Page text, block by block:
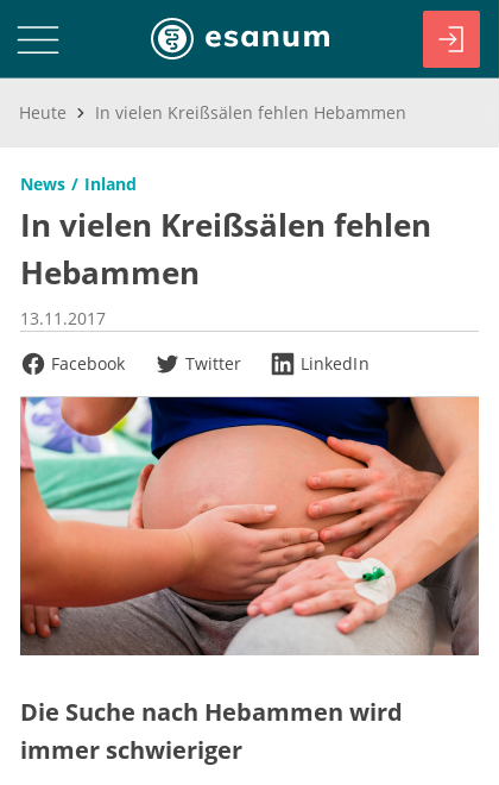
Heute In vielen Kreißsälen fehlen Hebammen
News Inland
In vielen Kreißsälen fehlen
Hebammen
13.11.2017
Facebook
Twitter LinkedIn
Die Suche nach Hebammen wird
immer schwieriger